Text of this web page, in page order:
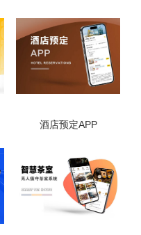
酒店预定APP